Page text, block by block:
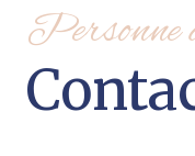
Personne